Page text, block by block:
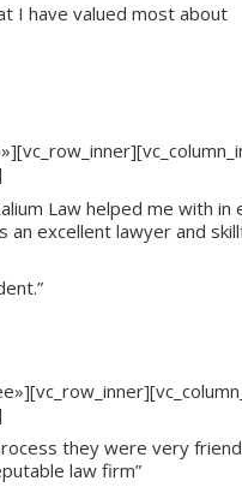
I have valued most about
Law helped me with
excellent lawyer and
they were very
law firm”